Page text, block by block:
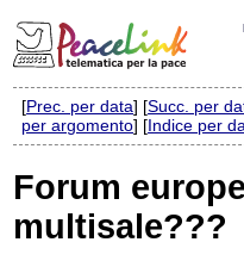
Elenco delle liste
Iscrizione / Cancellazione
[Prec. per data] [Succ. per
per argomento] [Indice per
Forum
multisale???